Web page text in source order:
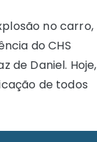
no carro,
do CHS
de Daniel. Hoje,
de todos